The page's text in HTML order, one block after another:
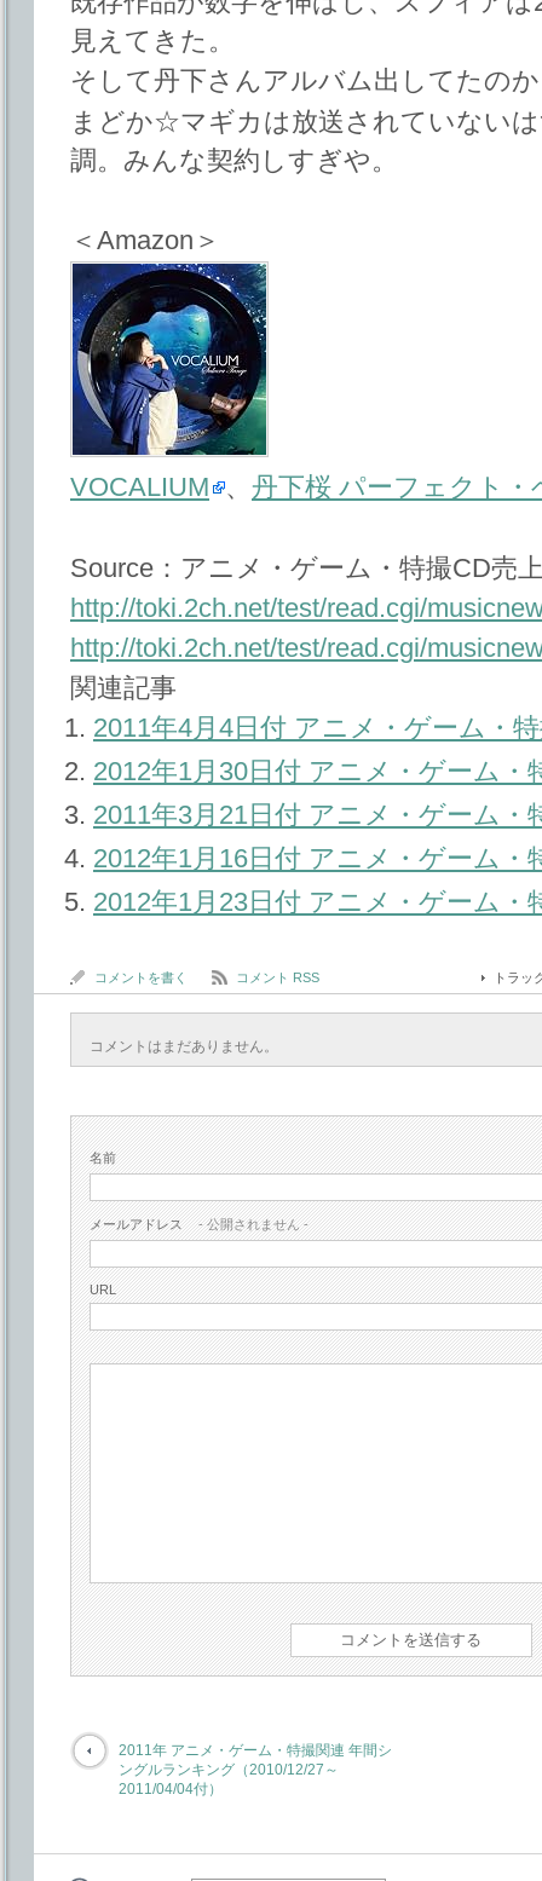
見えてきた。
そして丹下さんアルバム出してたの
まどか☆マギカは放送されていない
調。みんな契約しすぎや。
＜Amazon＞
VOCALIUM 、 丹下桜 パーフェクト・
Source：アニメ・ゲーム・特撮CD売
http://toki.2ch.net/test/read.cgi/
http://toki.2ch.net/test/read.cgi/
関連記事
2011年4月4日付 アニメ・ゲーム・
2012年1月30日付 アニメ・ゲーム
2011年3月21日付 アニメ・ゲーム
2012年1月16日付 アニメ・ゲーム
2012年1月23日付 アニメ・ゲーム
コメントを書く コメント RSS トラ
コメントはまだありません。
名前
メールアドレス - 公開されません -
URL
2011年 アニメ・ゲーム・特撮関連 年間シ
ングルランキング（2010/12/27～
2011/04/04付）